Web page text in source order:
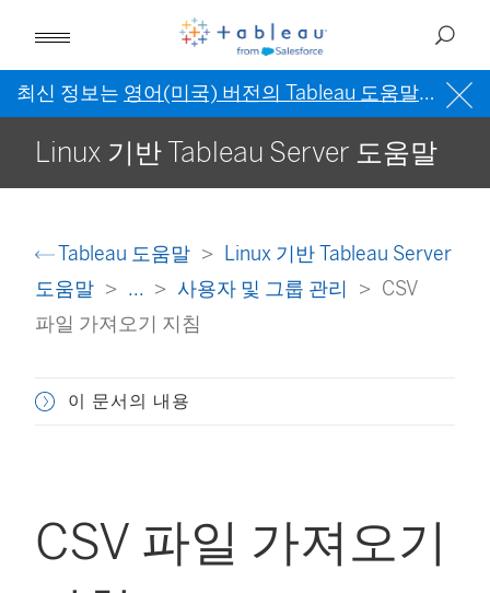
최신 정보는 영어(미국) 버전의 Tableau 도움말을 참조
Linux 기반 Tableau Server 도움말
Tableau 도움말
Linux 기반 Tableau Server
도움말
... 사용자 및 그룹 관리
CSV
파일 가져오기 지침
이 문서의 내용
CSV 파일 가져오기